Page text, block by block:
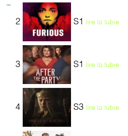
2 S1 lire la lubie
3 S1 lire la lubie
4 S3 lire la lubie